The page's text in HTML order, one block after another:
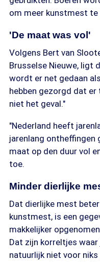
om meer kunstmest te
'De maat was vol'
Volgens Bert van
Brusselse Nieuwe, ligt
wordt er net gedaan
hebben gezorgd dat
niet het geval."
"Nederland heeft
jarenlang ontheffingen
maat op den duur vol
toe.
Minder dierlijke
Dat dierlijke mest
kunstmest, is een
makkelijker
Dat zijn korreltjes
natuurlijk niet voor